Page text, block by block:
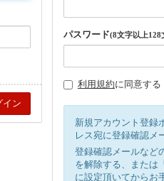
パスワード(8文字以上128
利用規約に同意する
新規アカウント登録
レス宛に登録確認メ
登録確認メールなど
を解除する、または
に設定頂いてからお